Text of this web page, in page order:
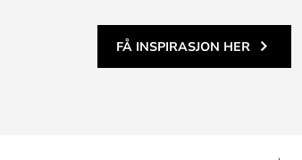
FÅ INSPIRASJON HER